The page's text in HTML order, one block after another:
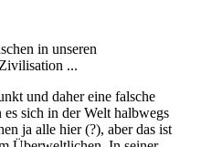
in unseren
...
und daher eine falsche
sich in der Welt halbwegs
ja alle hier (?), aber das ist